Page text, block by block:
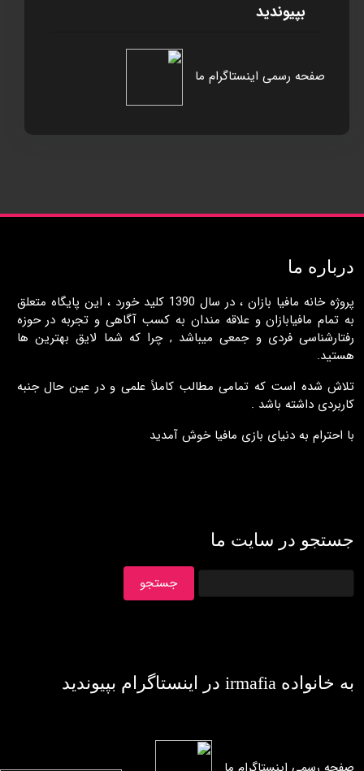
بپيونديد
صفحه رسمی اینستاگرام ما
درباره ما
پروژه خانه مافيا بازان ، در سال 1390 کليد خورد ، اين پايگاه متعلق
به تمام مافيابازان و علاقه مندان به کسب آگاهی و تجربه در حوزه
رفتارشناسی فردی و جمعی ميباشد , چرا که شما لايق بهترين ها
هستيد.
تلاش شده است که تمامی مطالب کاملاً علمی و در عين حال جنبه
کاربردی داشته باشد .
با احترام به دنيای بازی مافيا خوش آمديد
جستجو در سایت ما
به خانواده irmafia در اينستاگرام بپيونديد